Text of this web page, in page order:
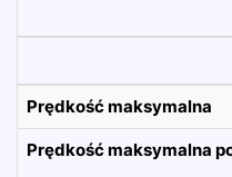
Prędkość maksymalna
Prędkość maksymalna